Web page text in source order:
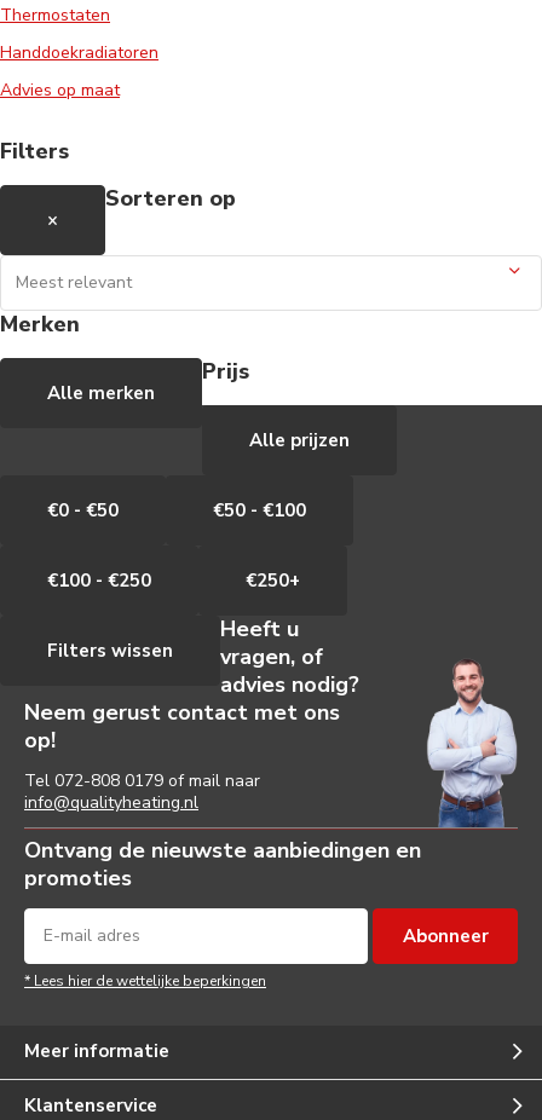
Thermostaten
Handdoekradiatoren
Advies op maat
Filters
×
Sorteren op
Merken
Alle merken
Prijs
Alle prijzen
€0 - €50 €50 - €100
€100 - €250 €250+
Filters wissen
Heeft u
vragen, of
advies nodig?
Neem gerust contact met ons
op!
Tel 072-808 0179 of mail naar
info@qualityheating.nl
Ontvang de nieuwste aanbiedingen en
promoties
Abonneer
* Lees hier de wettelijke beperkingen
Meer informatie
Klantenservice